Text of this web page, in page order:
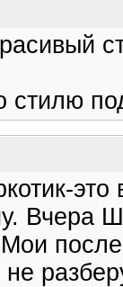
стилю
Вчера
Мои
не